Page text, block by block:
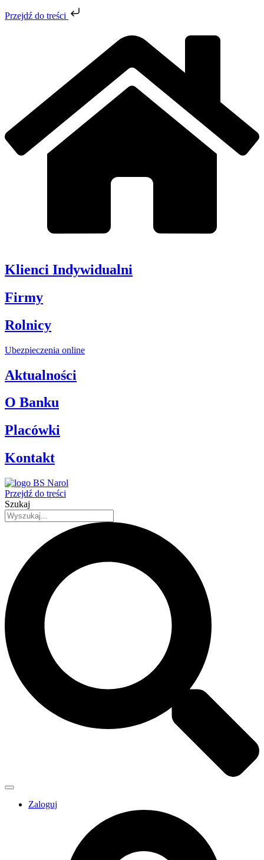
Przejdź do treści
Klienci Indywidualni
Firmy
Rolnicy
Ubezpieczenia online
Aktualności
O Banku
Placówki
Kontakt
Przejdź do treści
Szukaj
Zaloguj